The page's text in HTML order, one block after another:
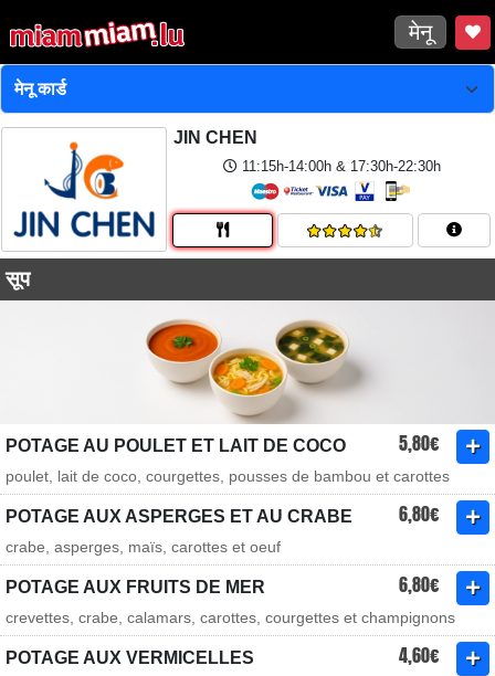
मेनू
JIN CHEN
11:15h-14:00h & 17:30h-22:30h
सूप
POTAGE AU POULET ET LAIT DE COCO 5,80€
poulet, lait de coco, courgettes, pousses de bambou et carottes
POTAGE AUX ASPERGES ET AU CRABE 6,80€
crabe, asperges, maïs, carottes et oeuf
POTAGE AUX FRUITS DE MER 6,80€
crevettes, crabe, calamars, carottes, courgettes et champignons
POTAGE AUX VERMICELLES 4,60€